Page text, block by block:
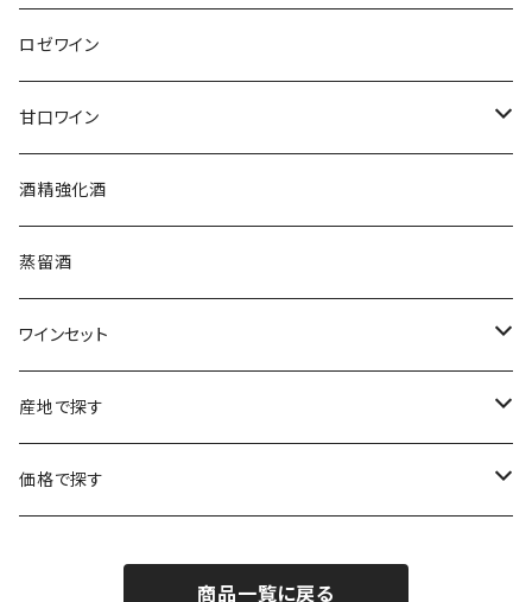
エティエンヌ・ルフェーヴル
クリスチャン・ゴセ
クロード・カザル
ジェローム・ルフェーヴル
シャルトーニュ・タイエ
シャルル・エドシック
ジャン・ラルマン
アルザス
ブルゴーニュ
ロワール
コトーシャンプノワ
ドイツ
オーストラリア
ニュージーランド
南アフリカ
チリ
スロヴァキア
オーストリア
フランス
アルザス
シュッド・ウエスト
ロワール
スロヴァキア
オーストラリア
ニュージーランド
南アフリカ
チリ
アメリカ
ロゼワイン
甘口ワイン
フランス
ソーテルヌ
酒精強化酒
蒸留酒
ワインセット
福袋
シャンパーニュセット
産地で探す
アメリカ
価格で探す
商品一覧に戻る